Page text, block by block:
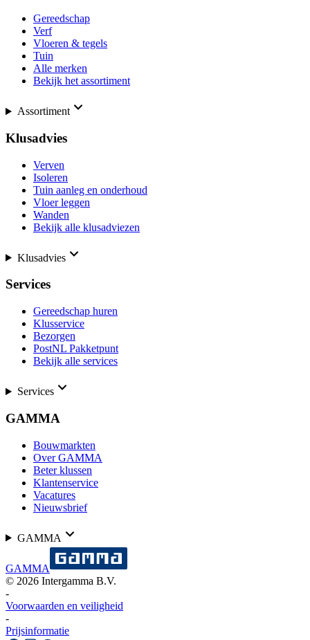
Gereedschap
Verf
Vloeren & tegels
Tuin
Alle merken
Bekijk het assortiment
Assortiment
Klusadvies
Verven
Isoleren
Tuin aanleg en onderhoud
Vloer leggen
Wanden
Bekijk alle klusadviezen
Klusadvies
Services
Gereedschap huren
Klusservice
Bezorgen
PostNL Pakketpunt
Bekijk alle services
Services
GAMMA
Bouwmarkten
Over GAMMA
Beter klussen
Klantenservice
Vacatures
Nieuwsbrief
GAMMA
GAMMA
© 2026 Intergamma B.V.
-
Voorwaarden en veiligheid
-
Prijsinformatie